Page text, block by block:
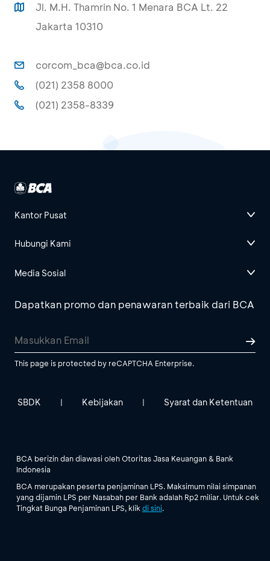
Jl. M.H. Thamrin No. 1 Menara BCA Lt. 22
Jakarta 10310
corcom_bca@bca.co.id
(021) 2358 8000
(021) 2358-8339
Kantor Pusat
Hubungi Kami
Media Sosial
Dapatkan promo dan penawaran terbaik dari BCA
This page is protected by reCAPTCHA Enterprise.
SBDK | Kebijakan | Syarat dan Ketentuan
BCA berizin dan diawasi oleh Otoritas Jasa Keuangan & Bank
Indonesia
BCA merupakan peserta penjaminan LPS. Maksimum nilai simpanan
yang dijamin LPS per Nasabah per Bank adalah Rp2 miliar. Untuk cek
Tingkat Bunga Penjaminan LPS, klik di sini.